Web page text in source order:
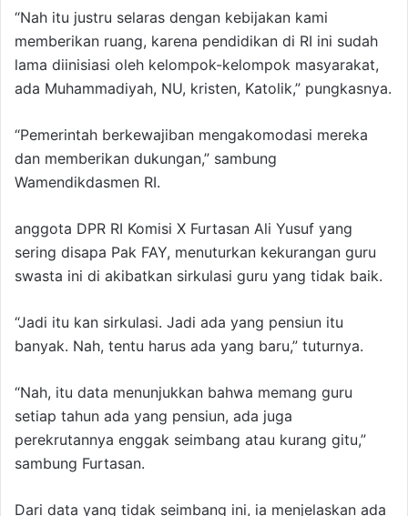
“Nah itu justru selaras dengan kebijakan kami
memberikan ruang, karena pendidikan di RI ini sudah
lama diinisiasi oleh kelompok-kelompok masyarakat,
ada Muhammadiyah, NU, kristen, Katolik,” pungkasnya.
“Pemerintah berkewajiban mengakomodasi mereka
dan memberikan dukungan,” sambung
Wamendikdasmen RI.
anggota DPR RI Komisi X Furtasan Ali Yusuf yang
sering disapa Pak FAY, menuturkan kekurangan guru
swasta ini di akibatkan sirkulasi guru yang tidak baik.
“Jadi itu kan sirkulasi. Jadi ada yang pensiun itu
banyak. Nah, tentu harus ada yang baru,” tuturnya.
“Nah, itu data menunjukkan bahwa memang guru
setiap tahun ada yang pensiun, ada juga
perekrutannya enggak seimbang atau kurang gitu,”
sambung Furtasan.
Dari data yang tidak seimbang ini, ia menjelaskan ada